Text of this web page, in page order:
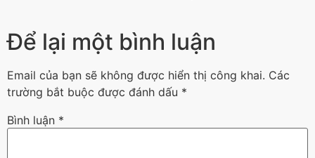
Để lại một bình luận
Email của bạn sẽ không được hiển thị công khai. Các
trường bắt buộc được đánh dấu *
Bình luận *